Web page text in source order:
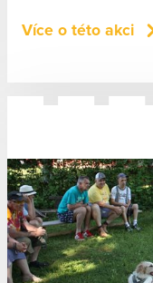
Více o této akci